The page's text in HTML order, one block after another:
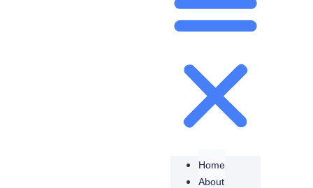
Home
About